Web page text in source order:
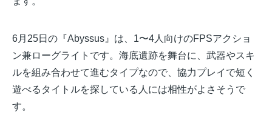
6月25日の『Abyssus』は、1〜4人向けのFPSアクショ
ン兼ローグライトです。海底遺跡を舞台に、武器やスキ
ルを組み合わせて進むタイプなので、協力プレイで短く
遊べるタイトルを探している人には相性がよさそうで
す。